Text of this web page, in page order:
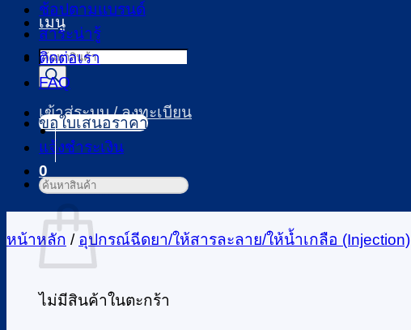
เมนู
Products
search
เข้าสู่ระบบ / ลงทะเบียน
0
ตะกร้าสินค้า
ไม่มีสินค้าในตะกร้า
ช้อปตามแบรนด์
สาระน่ารู้
ติดต่อเรา
FAQ
ขอใบเสนอราคา
แจ้งชำระเงิน
ค้นหา:
หน้าหลัก / อุปกรณ์ฉีดยา/ให้สารละลาย/ให้น้ำเกลือ (Injection)